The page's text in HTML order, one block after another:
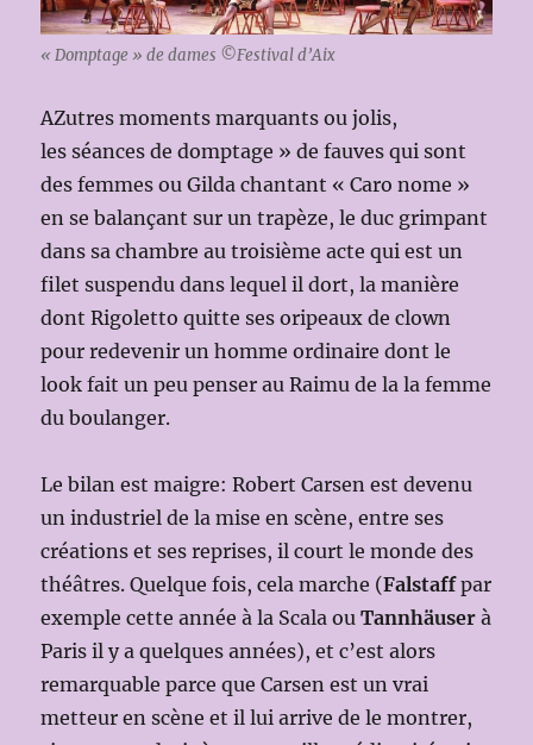
« Domptage » de dames ©Festival d’Aix
AZutres moments marquants ou jolis,
les séances de domptage » de fauves qui sont
des femmes ou Gilda chantant « Caro nome »
en se balançant sur un trapèze, le duc grimpant
dans sa chambre au troisième acte qui est un
filet suspendu dans lequel il dort, la manière
dont Rigoletto quitte ses oripeaux de clown
pour redevenir un homme ordinaire dont le
look fait un peu penser au Raimu de la la femme
du boulanger.
Le bilan est maigre: Robert Carsen est devenu
un industriel de la mise en scène, entre ses
créations et ses reprises, il court le monde des
théâtres. Quelque fois, cela marche (Falstaffpar
exemple cette année à la Scala ouTannhäuser à
Paris il y a quelques années), et c’est alors
remarquable parce que Carsen est un vrai
metteur en scène et il lui arrive de le montrer,